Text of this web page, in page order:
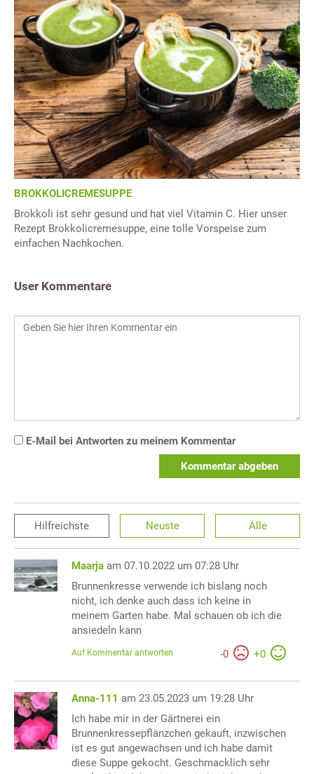
BROKKOLICREMESUPPE
Brokkoli ist sehr gesund und hat viel Vitamin C. Hier unser
Rezept Brokkolicremesuppe, eine tolle Vorspeise zum
einfachen Nachkochen.
User Kommentare
E-Mail bei Antworten zu meinem Kommentar
Kommentar abgeben
Hilfreichste Neuste Alle
Maarja am 07.10.2022 um 07:28 Uhr
Brunnenkresse verwende ich bislang noch
nicht, ich denke auch dass ich keine in
meinem Garten habe. Mal schauen ob ich die
ansiedeln kann
-0 +0
Auf Kommentar antworten
Anna-111 am 23.05.2023 um 19:28 Uhr
Ich habe mir in der Gärtnerei ein
Brunnenkressepflänzchen gekauft, inzwischen
ist es gut angewachsen und ich habe damit
diese Suppe gekocht. Geschmacklich sehr